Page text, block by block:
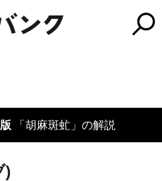
「胡麻斑虻」の解説
)